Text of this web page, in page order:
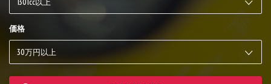
価格